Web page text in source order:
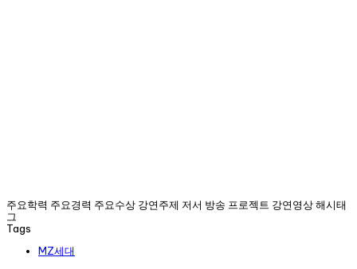
주요학력 주요경력 주요수상 강연주제 저서 방송 프로젝트 강연영상 해시태
그
Tags
MZ세대